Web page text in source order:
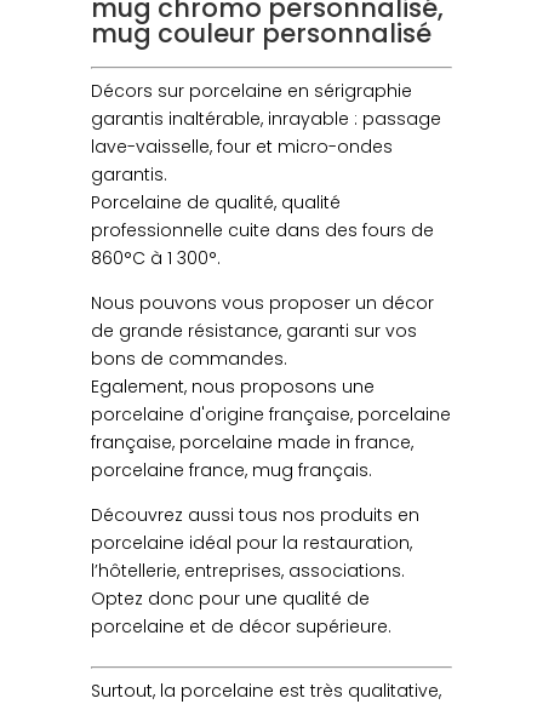
mug chromo personnalisé,
mug couleur personnalisé
Décors sur porcelaine en sérigraphie
garantis inaltérable, inrayable : passage
lave-vaisselle, four et micro-ondes
garantis.
Porcelaine de qualité, qualité
professionnelle cuite dans des fours de
860°C à 1 300°.
Nous pouvons vous proposer un décor
de grande résistance, garanti sur vos
bons de commandes.
Egalement, nous proposons une
porcelaine d'origine française, porcelaine
française, porcelaine made in france,
porcelaine france, mug français.
Découvrez aussi tous nos produits en
porcelaine idéal pour la restauration,
l’hôtellerie, entreprises, associations.
Optez donc pour une qualité de
porcelaine et de décor supérieure.
Surtout, la porcelaine est très qualitative,